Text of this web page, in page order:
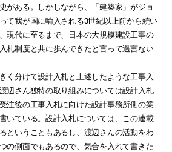
がある。しかしながら、「建築家」がジョ
て我が国に輸入される3世紀以上前から続い
現代に至るまで、日本の大規模建設工事の
札制度と共に歩んできたと言って過言ない
く分けて設計入札と上述したような工事入
辺さん独特の取り組みについては設計入札
注後の工事入札に向けた設計事務所側の業
いている。設計入札については、この連載
ということもあるし、渡辺さんの活動をわ
の側面でもあるので、気合を入れて書きた